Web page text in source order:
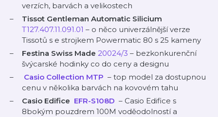
verzích, barvách a velikostech
Tissot Gentleman Automatic Silicium
⁠T127.407.11.091.01⁠ – o něco univerzálnější verze
Tissotů s e strojkem Powermatic 80 s 25 kameny
Festina Swiss Made ⁠20024/3⁠ – bezkonkurenční
švýcarské hodinky co do ceny a designu
Casio Collection MTP – top model za dostupnou
cenu v několika barvách na kovovém tahu
Casio Edifice EFR-S108D – Casio Edifice s
8bokým pouzdrem 100M voděodolností a